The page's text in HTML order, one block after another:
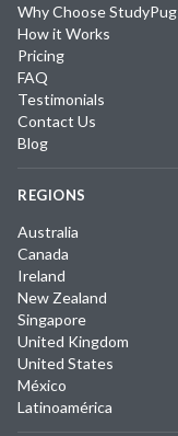
Why Choose StudyPug
How it Works
Pricing
FAQ
Testimonials
Contact Us
Blog
REGIONS
Australia
Canada
Ireland
New Zealand
Singapore
United Kingdom
United States
México
Latinoamérica